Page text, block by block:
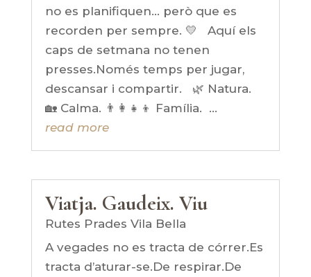
no es planifiquen… però que es
recorden per sempre. 💛 Aquí els
caps de setmana no tenen
presses.Només temps per jugar,
descansar i compartir. 🌿 Natura.
🏡 Calma. 👨‍👩‍👧‍👦 Família. ...
read more
Viatja. Gaudeix. Viu
Rutes Prades Vila Bella
A vegades no es tracta de córrer.Es
tracta d’aturar-se.De respirar.De